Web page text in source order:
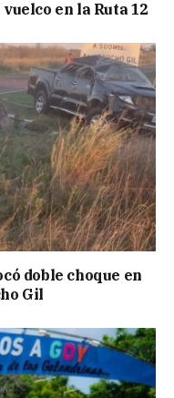
en la Ruta 12
doble choque en
Gil